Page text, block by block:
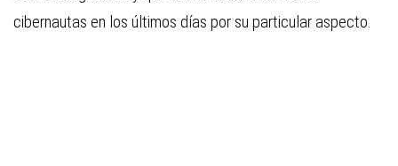
cibernautas en los últimos días por su particular aspecto.